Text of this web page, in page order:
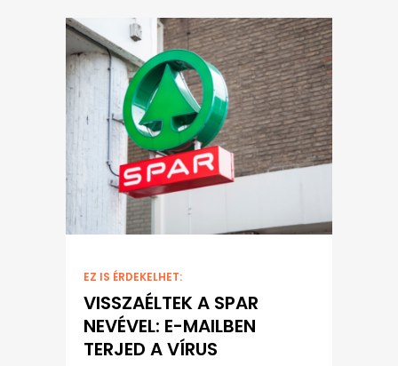
EZ IS ÉRDEKELHET:
VISSZAÉLTEK A SPAR
NEVÉVEL: E-MAILBEN
TERJED A VÍRUS